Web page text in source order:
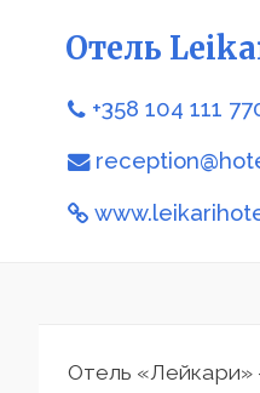
Oтель
+358 104 111
Отель «Лейкари»